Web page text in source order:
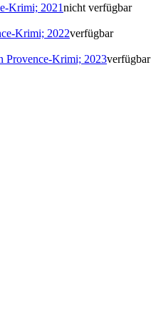
Krimi; 2021nicht verfügbar
Krimi; 2022verfügbar
Provence-Krimi; 2023verfügbar